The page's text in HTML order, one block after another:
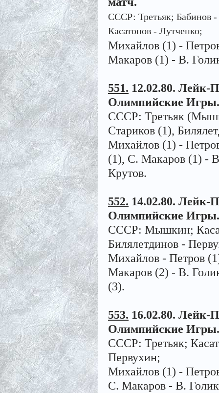
СССР: Третьяк; Бабинов -
Касатонов - Лутченко;
Михайлов (1) -
Макаров (1) - В.
551. 12.02.80. Лейк-
Олимпийские Игры.
СССР: Третьяк
Стариков (1),
Михайлов (1) -
(1), С. Макаров (1) -
Крутов.
552. 14.02.80. Лейк-
Олимпийские Игры.
СССР: Мышкин;
Билялетдинов -
Михайлов - Петров
Макаров (2) - В.
(3).
553. 16.02.80. Лейк-
СССР: Третьяк;
Первухин;
Михайлов (1) -
С. Макаров - В.